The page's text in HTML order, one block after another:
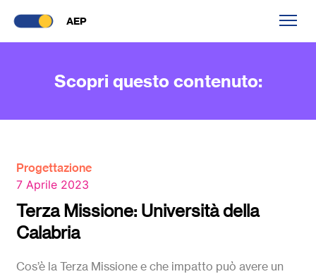
AEP
Scopri questo contenuto:
Progettazione
7 Aprile 2023
Terza Missione: Università della
Calabria
Cos’è la Terza Missione e che impatto può avere un